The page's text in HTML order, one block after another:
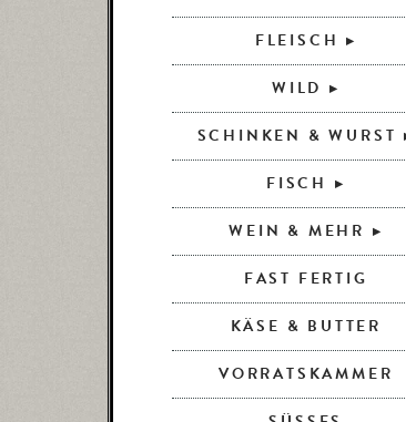
FLEISCH
WILD
SCHINKEN & WURST
FISCH
WEIN & MEHR
FAST FERTIG
KÄSE & BUTTER
VORRATSKAMMER